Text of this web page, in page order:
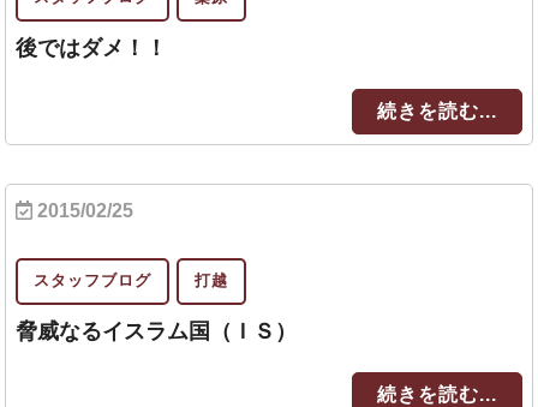
後ではダメ！！
続きを読む...
2015/02/25
スタッフブログ 打越
脅威なるイスラム国（ＩＳ）
続きを読む...